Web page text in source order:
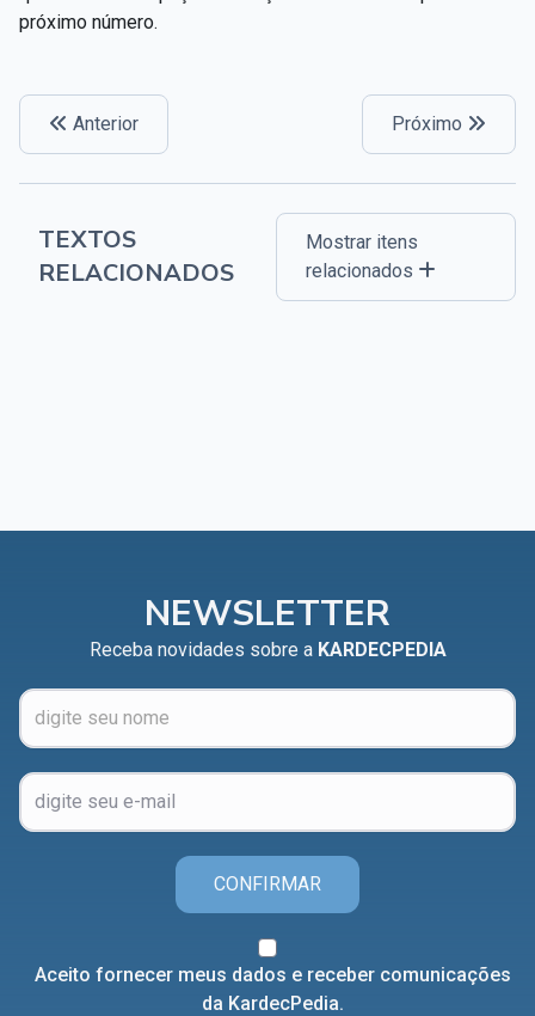
próximo número.
Anterior Próximo
TEXTOS
RELACIONADOS
Mostrar itens
relacionados
NEWSLETTER
Receba novidades sobre a KARDECPEDIA
CONFIRMAR
Aceito fornecer meus dados e receber comunicações
da KardecPedia.